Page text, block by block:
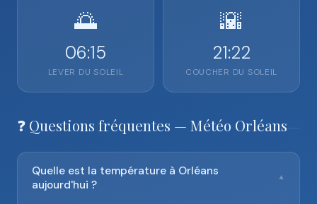
🌅
06:15
LEVER DU SOLEIL
🌇
21:22
COUCHER DU SOLEIL
❓ Questions fréquentes — Météo Orléans
Quelle est la température à Orléans
aujourd'hui ?
▼